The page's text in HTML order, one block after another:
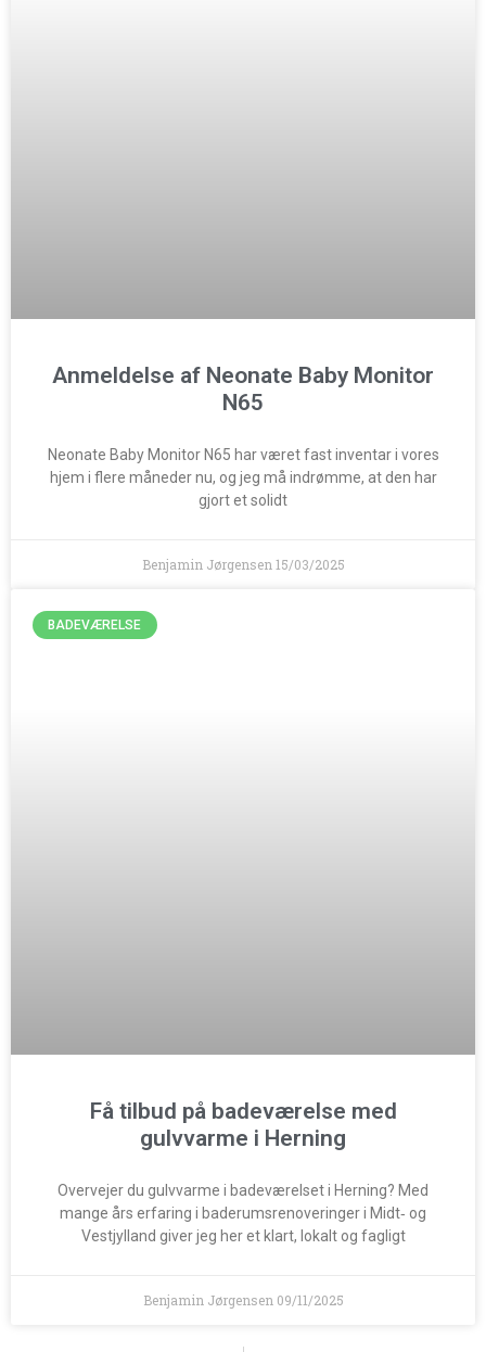
Anmeldelse af Neonate Baby Monitor
N65
Neonate Baby Monitor N65 har været fast inventar i vores
hjem i flere måneder nu, og jeg må indrømme, at den har
gjort et solidt
Benjamin Jørgensen 15/03/2025
BADEVÆRELSE
Få tilbud på badeværelse med
gulvvarme i Herning
Overvejer du gulvvarme i badeværelset i Herning? Med
mange års erfaring i baderumsrenoveringer i Midt‑ og
Vestjylland giver jeg her et klart, lokalt og fagligt
Benjamin Jørgensen 09/11/2025